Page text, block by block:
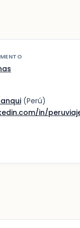
(Perú)
in/